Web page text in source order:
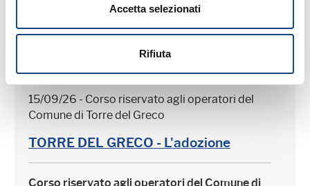
Accetta selezionati
Rifiuta
15/09/26 - Corso riservato agli operatori del
Comune di Torre del Greco
TORRE DEL GRECO - L'adozione
Corso riservato agli operatori del Comune di